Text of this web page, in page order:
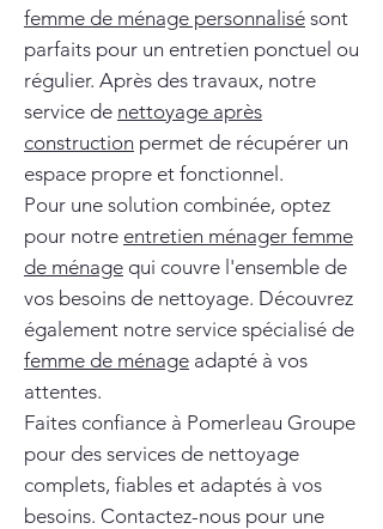
femme de ménage personnalisé sont
parfaits pour un entretien ponctuel ou
régulier. Après des travaux, notre
service de nettoyage après
construction permet de récupérer un
espace propre et fonctionnel.
Pour une solution combinée, optez
pour notre entretien ménager femme
de ménage qui couvre l'ensemble de
vos besoins de nettoyage. Découvrez
également notre service spécialisé de
femme de ménage adapté à vos
attentes.
Faites confiance à Pomerleau Groupe
pour des services de nettoyage
complets, fiables et adaptés à vos
besoins. Contactez-nous pour une